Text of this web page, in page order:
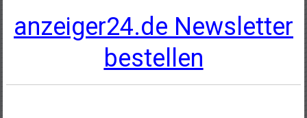
anzeiger24.de Newsletter
bestellen